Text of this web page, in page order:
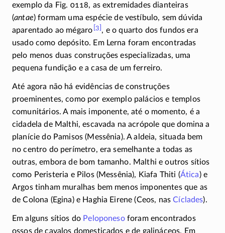
exemplo da Fig. 0118, as extremidades dianteiras
(antae) formam uma espécie de vestíbulo, sem dúvida
aparentado ao mégaro [3] , e o quarto dos fundos era
usado como depósito. Em Lerna foram encontradas
pelo menos duas construções especializadas, uma
pequena fundição e a casa de um ferreiro.
Até agora não há evidências de construções
proeminentes, como por exemplo palácios e templos
comunitários. A mais imponente, até o momento, é a
cidadela de Malthi, escavada na acrópole que domina a
planície do Pamisos (Messênia). A aldeia, situada bem
no centro do perímetro, era semelhante a todas as
outras, embora de bom tamanho. Malthi e outros sítios
como Peristeria e Pilos (Messênia), Kiafa Thiti (Ática) e
Argos tinham muralhas bem menos imponentes que as
de Colona (Egina) e Haghia Eirene (Ceos, nasCíclades).
Em alguns sítios do Peloponesoforam encontrados
ossos de cavalos domesticados e de galináceos. Em